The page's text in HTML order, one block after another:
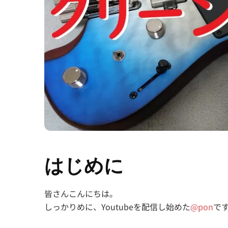
はじめに
皆さんこんにちは。
しっかりめに、Youtubeを配信し始めた@ponで